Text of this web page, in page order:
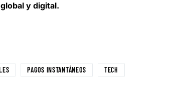
y digital.
PAGOS INSTANTÁNEOS TECH